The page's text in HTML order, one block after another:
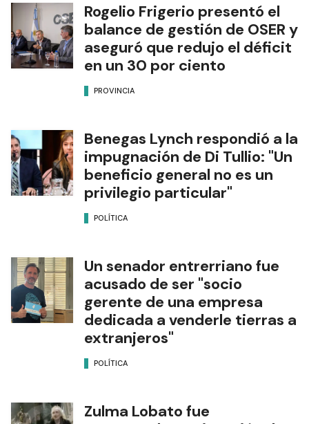
Rogelio Frigerio presentó el
balance de gestión de OSER y
aseguró que redujo el déficit
en un 30 por ciento
PROVINCIA
Benegas Lynch respondió a la
impugnación de Di Tullio: "Un
beneficio general no es un
privilegio particular"
POLÍTICA
Un senador entrerriano fue
acusado de ser "socio
gerente de una empresa
dedicada a venderle tierras a
extranjeros"
POLÍTICA
Zulma Lobato fue